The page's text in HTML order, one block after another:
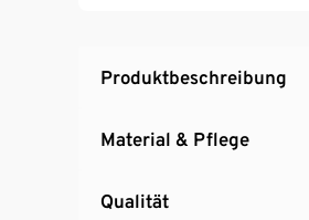
Produktbeschreibung
Material & Pflege
Qualität